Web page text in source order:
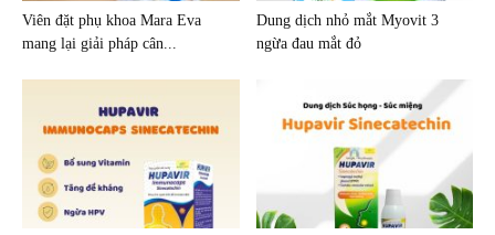
Viên đặt phụ khoa Mara Eva
mang lại giải pháp cân...
Dung dịch nhỏ mắt Myovit 3
ngừa đau mắt đỏ